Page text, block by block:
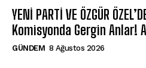
YENİ PARTİ VE ÖZGÜR
Komisyonda Gergin Anlar!
GÜNDEM 8 Ağustos 2026